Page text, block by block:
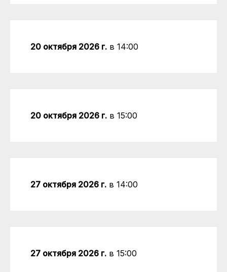
20 октября 2026 г. в 14:00
20 октября 2026 г. в 15:00
27 октября 2026 г. в 14:00
27 октября 2026 г. в 15:00